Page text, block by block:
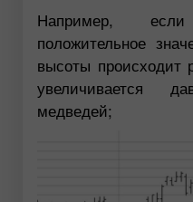
Например,
положительное
высоты происходит
увеличивается
медведей;